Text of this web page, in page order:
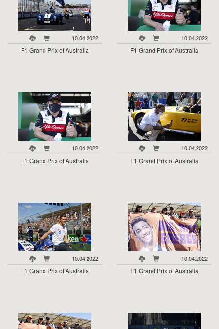
10.04.2022
F1 Grand Prix of Australia
10.04.2022
F1 Grand Prix of Australia
10.04.2022
F1 Grand Prix of Australia
10.04.2022
F1 Grand Prix of Australia
10.04.2022
F1 Grand Prix of Australia
10.04.2022
F1 Grand Prix of Australia